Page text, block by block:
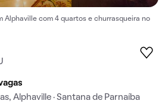
Alphaville com 4 quartos e churrasqueira no
Alphaville · Santana de Parnaíba